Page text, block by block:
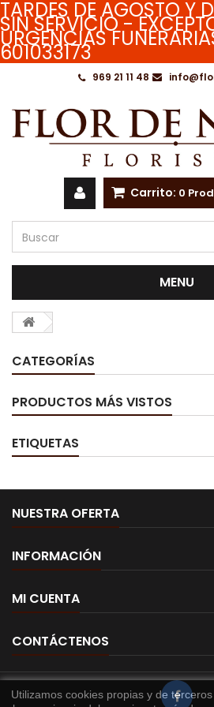
TARDES DE AGOSTO Y
SIN SERVICIO -
URGENCIAS
601033173
969 21 11 48
Carrito: 0
MENU
CATEGORÍAS
PRODUCTOS MÁS VISTOS
ETIQUETAS
NUESTRA OFERTA
INFORMACIÓN
MI CUENTA
CONTÁCTENOS
Utilizamos cookies propias y de